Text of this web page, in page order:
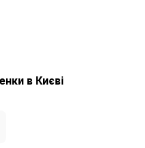
в Києві